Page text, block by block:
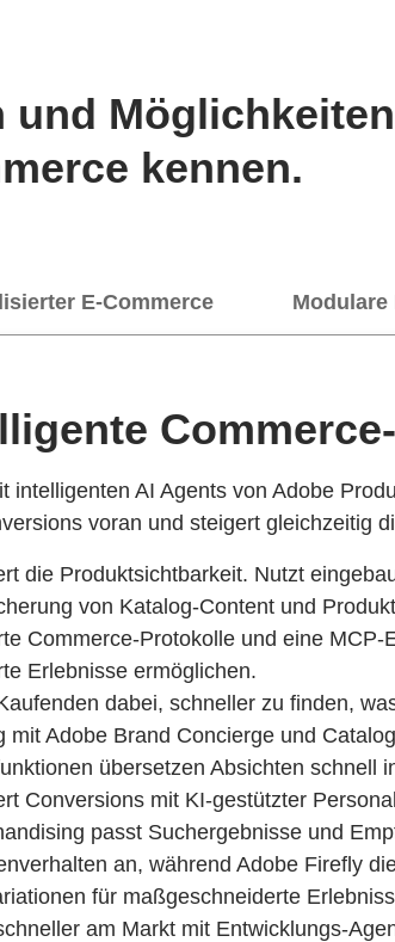
kennen.
E-Commerce Modulare
intelligenten AI Agents von Adobe
voran und steigert gleichzeitig
die Produktsichtbarkeit. Nutzt
von Katalog-Content und
Commerce-Protokolle und eine MCP-
Erlebnisse ermöglichen.
dabei, schneller zu finden,
mit Adobe Brand Concierge und
übersetzen Absichten schnell
Conversions mit KI-gestützter
passt Suchergebnisse und
an, während Adobe Firefly
für maßgeschneiderte
am Markt mit Entwicklungs-